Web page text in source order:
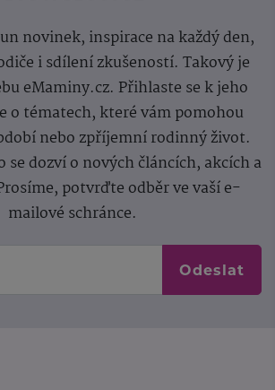
novinek, inspirace na každý den,
i sdílení zkušeností. Takový je
eMaminy.cz. Přihlaste se k jeho
o tématech, které vám pomohou
nebo zpříjemní rodinný život.
se dozví o nových článcích, akcích a
potvrďte odběr ve vaší e-
mailové schránce.
Odeslat